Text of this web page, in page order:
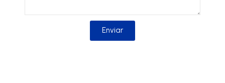
Enviar